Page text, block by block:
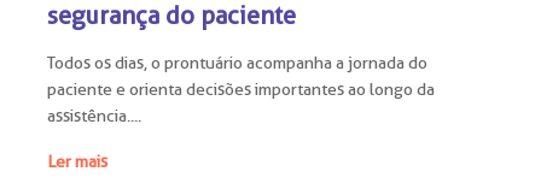
segurança do paciente
Todos os dias, o prontuário acompanha a jornada do
paciente e orienta decisões importantes ao longo da
assistência....
Ler mais